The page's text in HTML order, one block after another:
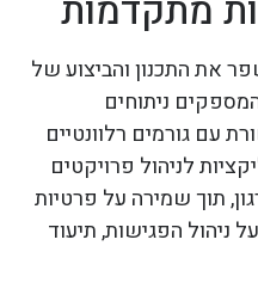
את התכנון והביצוע של
ניתוחים
עם גורמים רלוונטיים
לניהול פרויקטים
תוך שמירה על פרטיות
ניהול הפגישות, תיעוד